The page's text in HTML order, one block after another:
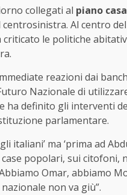
collegati al piano casa
centrosinistra. Al centro
le politiche
reazioni dai
Nazionale di
ha definito gli interventi
parlamentare.
italiani’ ma ‘prima ad
popolari, sui citofoni,
Omar, abbiamo
non va giù”.